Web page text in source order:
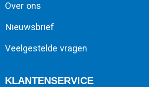
Over ons
Nieuwsbrief
Veelgestelde vragen
KLANTENSERVICE